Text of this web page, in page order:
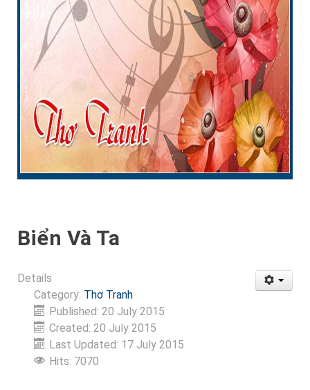
Biển Và Ta
Details
Category: Thơ Tranh
Published: 20 July 2015
Created: 20 July 2015
Last Updated: 17 July 2015
Hits: 7070